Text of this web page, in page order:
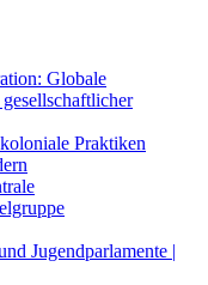
Globale
Praktiken
Jugendparlamente |